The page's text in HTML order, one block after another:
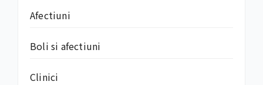
Afectiuni
Boli si afectiuni
Clinici